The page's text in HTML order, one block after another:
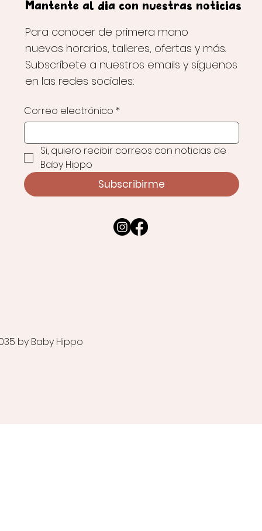
Mantente al día con nuestras noticias
Para conocer de primera mano
nuevos horarios, talleres, ofertas y más.
Subscríbete a nuestros emails y síguenos
en las redes sociales:
Correo electrónico *
Si, quiero recibir correos con noticias de
Baby Hippo
Subscribirme
by Baby Hippo